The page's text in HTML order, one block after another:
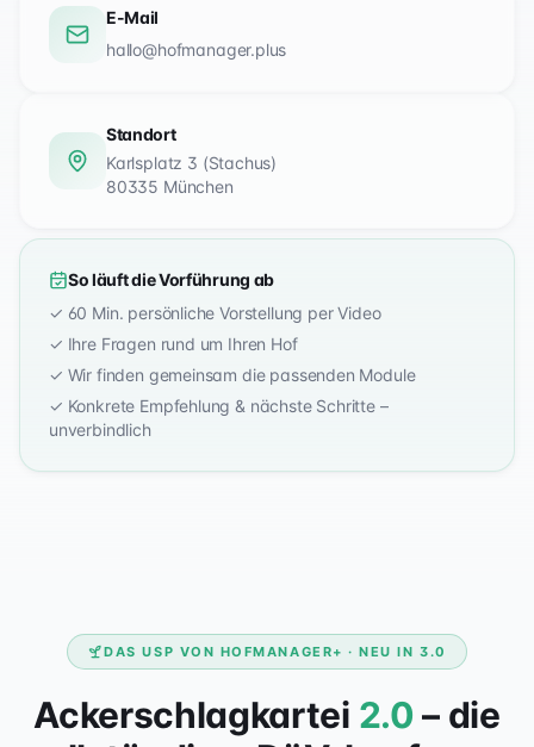
E-Mail
hallo@hofmanager.plus
Standort
Karlsplatz 3 (Stachus)
80335 München
So läuft die Vorführung ab
✓ 60 Min. persönliche Vorstellung per Video
✓ Ihre Fragen rund um Ihren Hof
✓ Wir finden gemeinsam die passenden Module
✓ Konkrete Empfehlung & nächste Schritte –
unverbindlich
DAS USP VON HOFMANAGER+ · NEU IN 3.0
Ackerschlagkartei 2.0 – die